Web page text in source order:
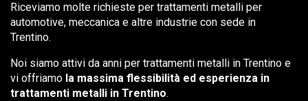
Riceviamo molte richieste per trattamenti metalli per
automotive, meccanica e altre industrie con sede in
Trentino.
Noi siamo attivi da anni per trattamenti metalli in Trentino e
vi offriamo la massima flessibilità ed esperienza in
trattamenti metalli in Trentino.